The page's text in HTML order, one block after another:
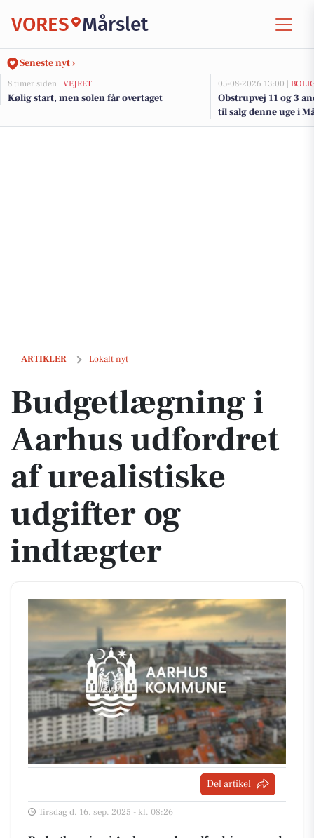
VORES Mårslet
Seneste nyt ›
8 timer siden | VEJRET
Kølig start, men solen får overtaget
05-08-2026 13:00 |
Obstrupvej 11 og 3
til salg denne uge i
her.
ARTIKLER Lokalt nyt
Budgetlægning i Aarhus udfordret af urealistiske udgifter og
Budgetlægning i
Aarhus udfordret
af urealistiske
udgifter og
indtægter
Del artikel
Tirsdag d. 16. sep. 2025 - kl. 08:26